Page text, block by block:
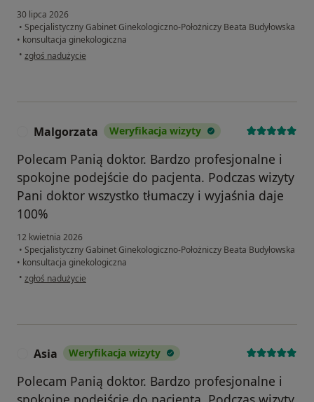
30 lipca 2026
• Specjalistyczny Gabinet Ginekologiczno-Położniczy Beata Budyłowska
• konsultacja ginekologiczna
• w opinii użytkownika Adriana.
zgłoś nadużycie
Malgorzata Weryfikacja wizyty
Polecam Panią doktor. Bardzo profesjonalne i
spokojne podejście do pacjenta. Podczas wizyty
Pani doktor wszystko tłumaczy i wyjaśnia daje
100%
12 kwietnia 2026
• Specjalistyczny Gabinet Ginekologiczno-Położniczy Beata Budyłowska
• konsultacja ginekologiczna
• w opinii użytkownika Malgorzata
zgłoś nadużycie
Asia Weryfikacja wizyty
Polecam Panią doktor. Bardzo profesjonalne i